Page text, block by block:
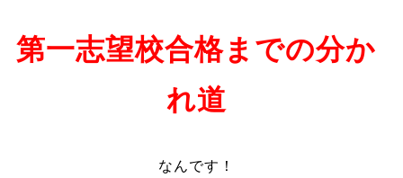
第一志望校合格までの分か
れ道
なんです！